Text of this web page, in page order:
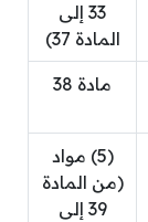
33 إلى
المادة 37)
مادة 38
(5) مواد
(من المادة
39 إلى